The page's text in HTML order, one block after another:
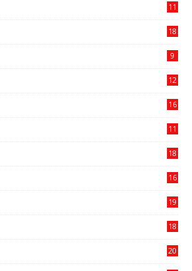
11
18
9
12
16
11
18
16
19
18
20